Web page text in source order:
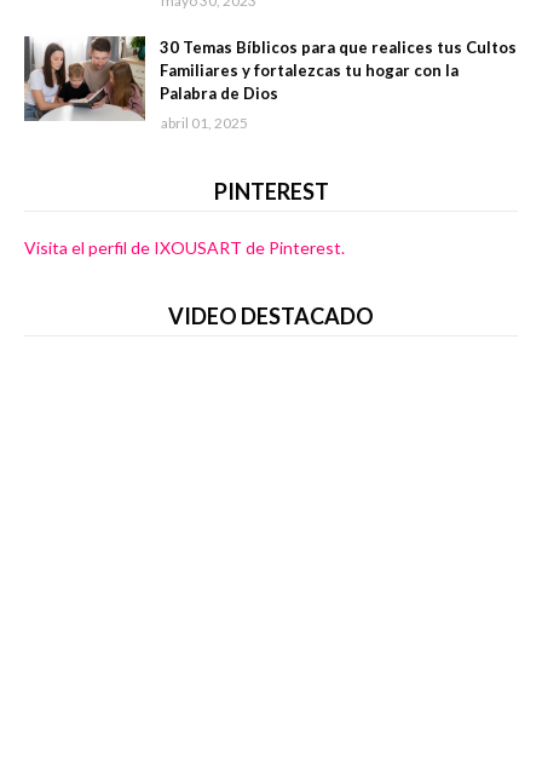
30 Temas Bíblicos para que realices tus Cultos
Familiares y fortalezcas tu hogar con la
Palabra de Dios
abril 01, 2025
PINTEREST
Visita el perfil de IXOUSART de Pinterest.
VIDEO DESTACADO